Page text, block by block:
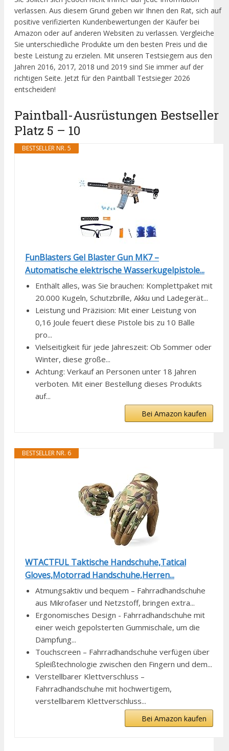
verlassen. Aus diesem Grund geben wir Ihnen den Rat, sich auf
positive verifizierten Kundenbewertungen der Käufer bei
Amazon oder auf anderen Websiten zu verlassen. Vergleiche
Sie unterschiedliche Produkte um den besten Preis und die
beste Leistung zu erzielen. Mit unseren Testsiegern aus den
Jahren 2016, 2017, 2018 und 2019 sind Sie immer auf der
richtigen Seite. Jetzt für den Paintball Testsieger 2026
entscheiden!
Paintball-Ausrüstungen Bestseller
Platz 5 – 10
BESTSELLER NR. 5
FunBlasters Gel Blaster Gun MK7 –
Automatische elektrische Wasserkugelpistole...
Enthält alles, was Sie brauchen: Komplettpaket mit
20.000 Kugeln, Schutzbrille, Akku und Ladegerät...
Leistung und Präzision: Mit einer Leistung von
0,16 Joule feuert diese Pistole bis zu 10 Bälle
pro...
Vielseitigkeit für jede Jahreszeit: Ob Sommer oder
Winter, diese große...
Achtung: Verkauf an Personen unter 18 Jahren
verboten. Mit einer Bestellung dieses Produkts
auf...
Bei Amazon kaufen
BESTSELLER NR. 6
WTACTFUL Taktische Handschuhe,Tatical
Gloves,Motorrad Handschuhe,Herren...
Atmungsaktiv und bequem – Fahrradhandschuhe
aus Mikrofaser und Netzstoff, bringen extra...
Ergonomisches Design - Fahrradhandschuhe mit
einer weich gepolsterten Gummischale, um die
Dämpfung...
Touchscreen – Fahrradhandschuhe verfügen über
Spleißtechnologie zwischen den Fingern und dem...
Verstellbarer Klettverschluss –
Fahrradhandschuhe mit hochwertigem,
verstellbarem Klettverschluss...
Bei Amazon kaufen